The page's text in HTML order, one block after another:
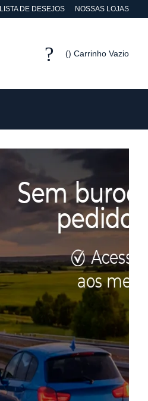
LISTA DE DESEJOS NOSSAS LOJAS
Carrinho Vazio